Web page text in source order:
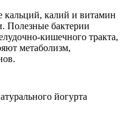
кальций, калий и витамин
Полезные бактерии
кишечного тракта,
метаболизм,
йогурта